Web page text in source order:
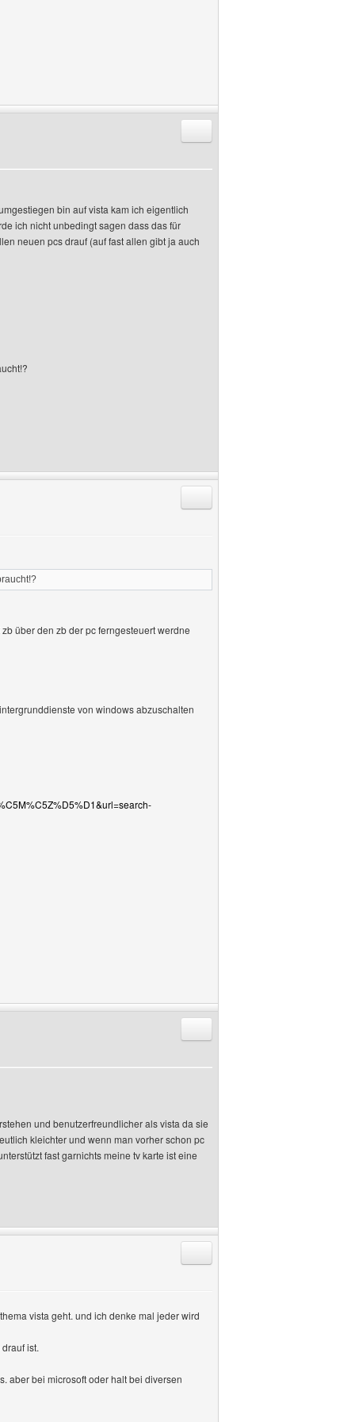
bin auf vista kam ich eigentlich
ich nicht unbedingt sagen dass das für
neuen pcs drauf (auf fast allen gibt ja auch
über den zb der pc ferngesteuert werdne
von windows abzuschalten
und benutzerfreundlicher als vista da sie
kleichter und wenn man vorher schon pc
fast garnichts meine tv karte ist eine
vista geht. und ich denke mal jeder wird
ist.
aber bei microsoft oder halt bei diversen